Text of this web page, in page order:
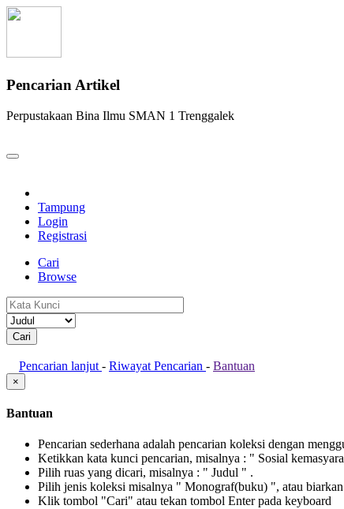
Pencarian Artikel
Perpustakaan Bina Ilmu SMAN 1 Trenggalek
Tampung
Login
Registrasi
Cari
Browse
Pencarian lanjut - Riwayat Pencarian - Bantuan
×
Bantuan
Pencarian sederhana adalah pencarian koleksi dengan
Ketikkan kata kunci pencarian, misalnya : " Sosial
Pilih ruas yang dicari, misalnya : " Judul " .
Pilih jenis koleksi misalnya " Monograf(buku) ", atau
Klik tombol "Cari" atau tekan tombol Enter pada keyboard